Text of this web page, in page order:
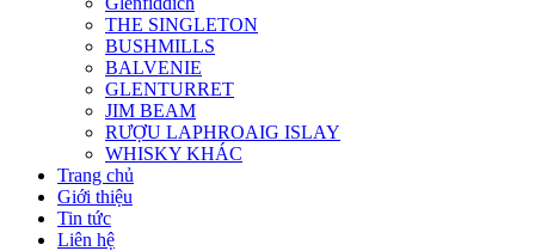
THE SINGLETON
BUSHMILLS
BALVENIE
GLENTURRET
JIM BEAM
RƯỢU LAPHROAIG ISLAY
WHISKY KHÁC
Trang chủ
Giới thiệu
Tin tức
Liên hệ